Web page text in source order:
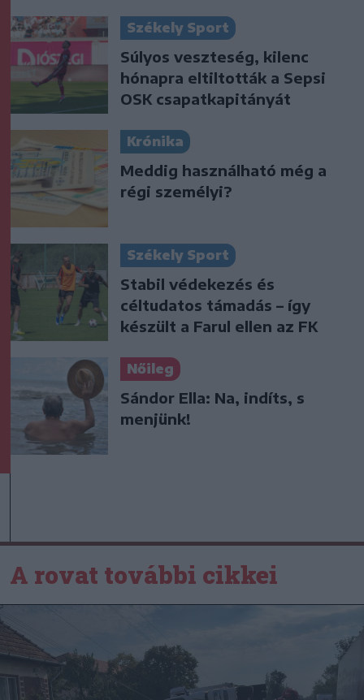
Székely Sport
Súlyos veszteség, kilenc
hónapra eltiltották a Sepsi
OSK csapatkapitányát
Krónika
Meddig használható még a
régi személyi?
Székely Sport
Stabil védekezés és
céltudatos támadás – így
készült a Farul ellen az FK
Nőileg
Sándor Ella: Na, indíts, s
menjünk!
A rovat további cikkei